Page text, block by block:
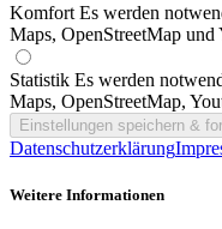
Komfort Es werden
Maps, OpenStreetMap und
Statistik Es werden
Maps, OpenStreetMap,
Datenschutzerklärung
Weitere Informationen